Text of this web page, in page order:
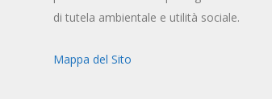
di tutela ambientale e utilità sociale.
Mappa del Sito